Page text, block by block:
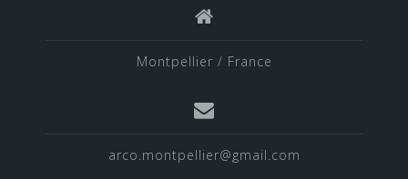
Montpellier / France
arco.montpellier@gmail.com